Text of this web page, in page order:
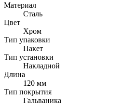
Материал
Сталь
Цвет
Хром
Тип упаковки
Пакет
Тип установки
Накладной
Длина
120 мм
Тип покрытия
Гальваника